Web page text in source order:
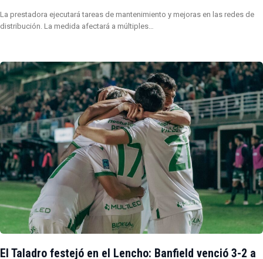
La prestadora ejecutará tareas de mantenimiento y mejoras en las redes de
distribución. La medida afectará a múltiples…
El Taladro festejó en el Lencho: Banfield venció 3-2 a